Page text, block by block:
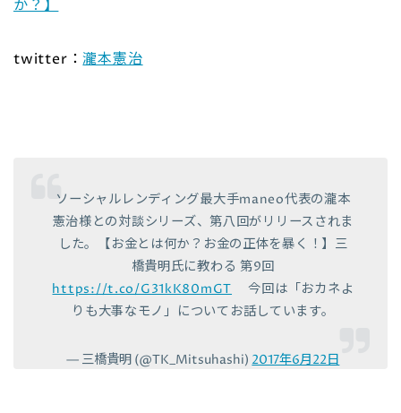
か？】
twitter：瀧本憲治
ソーシャルレンディング最大手maneo代表の瀧本
憲治様との対談シリーズ、第八回がリリースされま
した。【お金とは何か？お金の正体を暴く！】三
橋貴明氏に教わる 第9回
https://t.co/G31kK80mGT 今回は「おカネよ
りも大事なモノ」についてお話しています。
— 三橋貴明 (@TK_Mitsuhashi)2017年6月22日